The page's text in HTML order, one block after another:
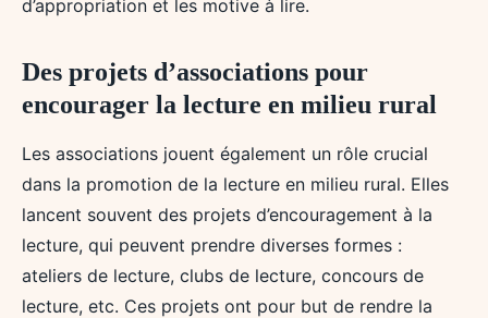
d’appropriation et les motive à lire.
Des projets d’associations pour
encourager la lecture en milieu rural
Les associations jouent également un rôle crucial
dans la promotion de la lecture en milieu rural. Elles
lancent souvent des projets d’encouragement à la
lecture, qui peuvent prendre diverses formes :
ateliers de lecture, clubs de lecture, concours de
lecture, etc. Ces projets ont pour but de rendre la